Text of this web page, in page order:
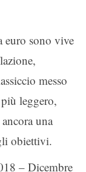
euro sono vive
messo
leggero,
una
obiettivi.
– Dicembre